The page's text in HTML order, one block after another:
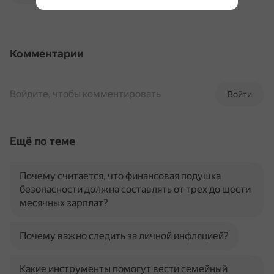
Комментарии
Войти
Войдите, чтобы комментировать
Ещё по теме
Почему считается, что финансовая подушка
безопасности должна составлять от трех до шести
месячных зарплат?
Почему важно следить за личной инфляцией?
Какие инструменты помогут вести семейный